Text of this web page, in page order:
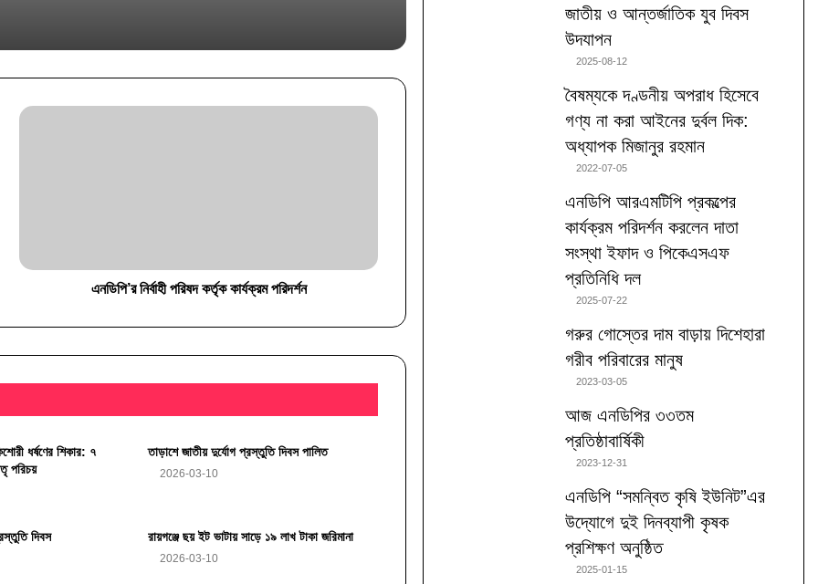
উদ্বোধন
এনডিপি’র নির্বাহী পরিষদ কর্তৃক কার্যক্রম পরিদর্শন
ধর্ষণের শিকার: ৭
পরিচয়
তাড়াশে জাতীয় দুর্যোগ প্রস্তুতি দিবস পালিত
2026-03-10
দিবস রায়গঞ্জে ছয় ইট ভাটায় সাড়ে ১৯ লাখ টাকা জরিমানা
2026-03-10
জাতীয় ও আন্তর্জাতিক যুব দিবস
উদযাপন
2025-08-12
বৈষম্যকে দণ্ডনীয় অপরাধ হিসেবে
গণ্য না করা আইনের দুর্বল দিক:
অধ্যাপক মিজানুর রহমান
2022-07-05
এনডিপি আরএমটিপি প্রকল্পের
কার্যক্রম পরিদর্শন করলেন দাতা
সংস্থা ইফাদ ও পিকেএসএফ
প্রতিনিধি দল
2025-07-22
গরুর গোস্তের দাম বাড়ায় দিশেহারা
গরীব পরিবারের মানুষ
2023-03-05
আজ এনডিপির ৩৩তম
প্রতিষ্ঠাবার্ষিকী
2023-12-31
এনডিপি “সমন্বিত কৃষি ইউনিট”এর
উদ্যোগে দুই দিনব্যাপী কৃষক
প্রশিক্ষণ অনুষ্ঠিত
2025-01-15